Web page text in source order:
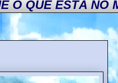
O QUE ESTÁ NO